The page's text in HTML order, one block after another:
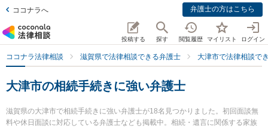
ココナラへ 弁護士の方はこちら
投稿する 探す 閲覧履歴 マイリスト ログイン
ココナラ法律相談 滋賀県で法律相談できる弁護士 大津市で法律相談で
大津市の相続手続きに強い弁護士
滋賀県の大津市で相続手続きに強い弁護士が18名見つかりました。初回面談無
料や休日面談に対応している弁護士なども掲載中。相続・遺言に関係する家族